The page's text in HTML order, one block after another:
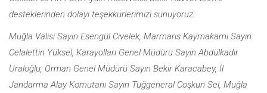
desteklerinden dolayı teşekkürlerimizi sunuyoruz.
Muğla Valisi Sayın Esengül Civelek, Marmaris Kaymakamı Sayın
Celalettin Yüksel, Karayolları Genel Müdürü Sayın Abdülkadir
Uraloğlu, Orman Genel Müdürü Sayın Bekir Karacabey, İl
Jandarma Alay Komutanı Sayın Tuğgeneral Coşkun Sel, Muğla